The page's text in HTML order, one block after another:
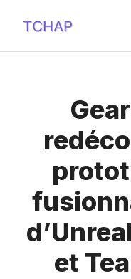
contenu
et